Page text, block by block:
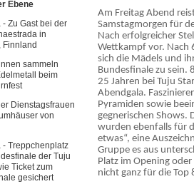
Ebene
- Zu Gast bei der
in
Finnland
sammeln
beim
Dienstagsfrauen
von
- Treppchenplatz
der Tuju
Ticket zum
gesichert
Am Freitag Abend
Samstagmorgen für
Nach erfolgreicher
Wettkampf vor. Nach
sich die Mädels und
Bundesfinale zu sein.
25 Jahren bei Tuju
Abendgala.
Pyramiden sowie
gegnerischen Shows.
wurden ebenfalls für
etwas“, eine
Gruppe es aus
Platz im Opening
nicht ganz für die Top